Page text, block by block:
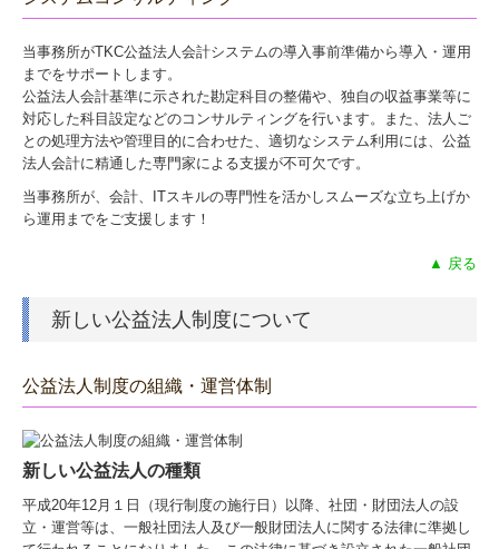
当事務所がTKC公益法人会計システムの導入事前準備から導入・運用
までをサポートします。
公益法人会計基準に示された勘定科目の整備や、独自の収益事業等に
対応した科目設定などのコンサルティングを行います。また、法人ご
との処理方法や管理目的に合わせた、適切なシステム利用には、公益
法人会計に精通した専門家による支援が不可欠です。
当事務所が、会計、ITスキルの専門性を活かしスムーズな立ち上げか
ら運用までをご支援します！
▲ 戻る
新しい公益法人制度について
公益法人制度の組織・運営体制
新しい公益法人の種類
平成20年12月１日（現行制度の施行日）以降、社団・財団法人の設
立・運営等は、一般社団法人及び一般財団法人に関する法律に準拠し